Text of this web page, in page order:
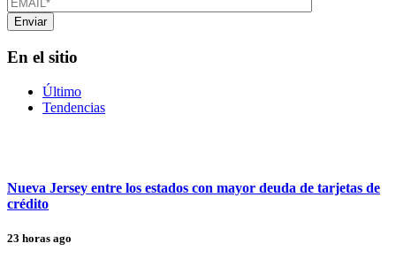
En el sitio
Último
Tendencias
Nueva Jersey entre los estados con mayor deuda de tarjetas de
crédito
23 horas ago